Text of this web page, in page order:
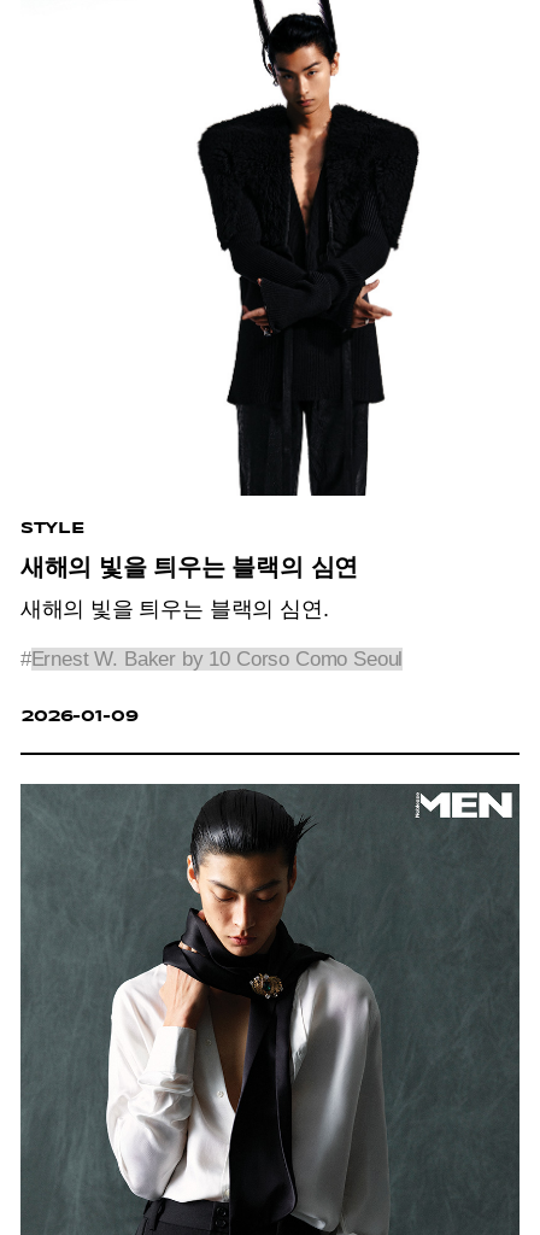
STYLE
새해의 빛을 틔우는 블랙의 심연
새해의 빛을 틔우는 블랙의 심연.
#Ernest W. Baker by 10 Corso Como Seoul
2026-01-09